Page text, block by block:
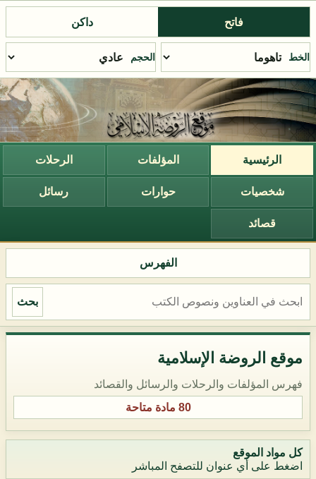
فاتح داكن
الخط الحجم
الرئيسية المؤلفات الرحلات
شخصيات حوارات رسائل
قصائد
الفهرس
بحث
موقع الروضة الإسلامية
فهرس المؤلفات والرحلات والرسائل والقصائد
80 مادة متاحة
كل مواد الموقع
اضغط على أي عنوان للتصفح المباشر